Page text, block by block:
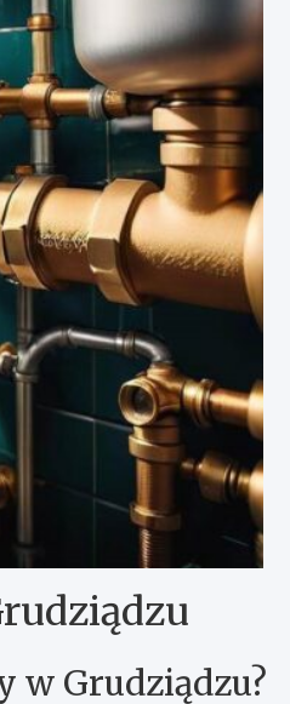
w Grudziądzu?